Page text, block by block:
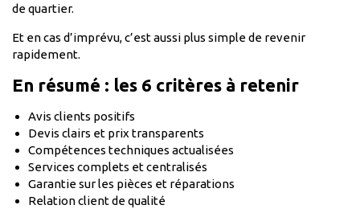
de quartier.
Et en cas d’imprévu, c’est aussi plus simple de revenir
rapidement.
En résumé : les 6 critères à retenir
Avis clients positifs
Devis clairs et prix transparents
Compétences techniques actualisées
Services complets et centralisés
Garantie sur les pièces et réparations
Relation client de qualité